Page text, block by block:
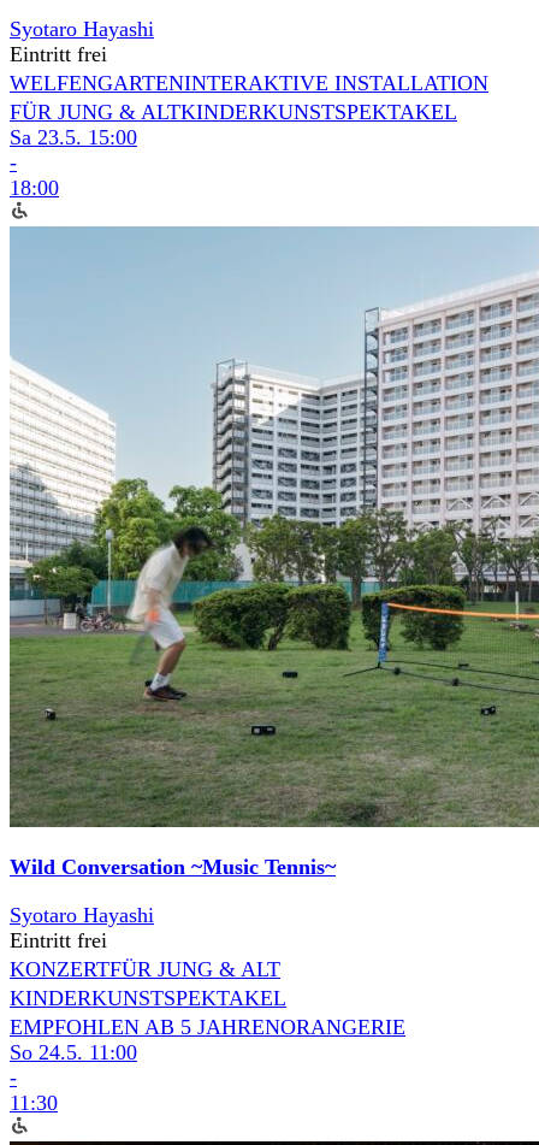
Syotaro Hayashi
Eintritt frei
WELFENGARTENINTERAKTIVE INSTALLATION
FÜR JUNG & ALTKINDERKUNSTSPEKTAKEL
Sa 23.5. 15:00
-
18:00
Wild Conversation ~Music Tennis~
Syotaro Hayashi
Eintritt frei
KONZERTFÜR JUNG & ALT
KINDERKUNSTSPEKTAKEL
EMPFOHLEN AB 5 JAHRENORANGERIE
So 24.5. 11:00
-
11:30